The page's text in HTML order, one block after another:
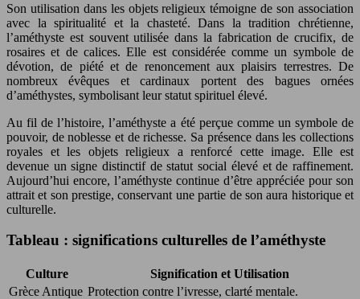
Son utilisation dans les objets religieux témoigne de son association
avec la spiritualité et la chasteté. Dans la tradition chrétienne,
l’améthyste est souvent utilisée dans la fabrication de crucifix, de
rosaires et de calices. Elle est considérée comme un symbole de
dévotion, de piété et de renoncement aux plaisirs terrestres. De
nombreux évêques et cardinaux portent des bagues ornées
d’améthystes, symbolisant leur statut spirituel élevé.
Au fil de l’histoire, l’améthyste a été perçue comme un symbole de
pouvoir, de noblesse et de richesse. Sa présence dans les collections
royales et les objets religieux a renforcé cette image. Elle est
devenue un signe distinctif de statut social élevé et de raffinement.
Aujourd’hui encore, l’améthyste continue d’être appréciée pour son
attrait et son prestige, conservant une partie de son aura historique et
culturelle.
Tableau : significations culturelles de l’améthyste
Culture
Signification et Utilisation
Grèce Antique Protection contre l’ivresse, clarté mentale.